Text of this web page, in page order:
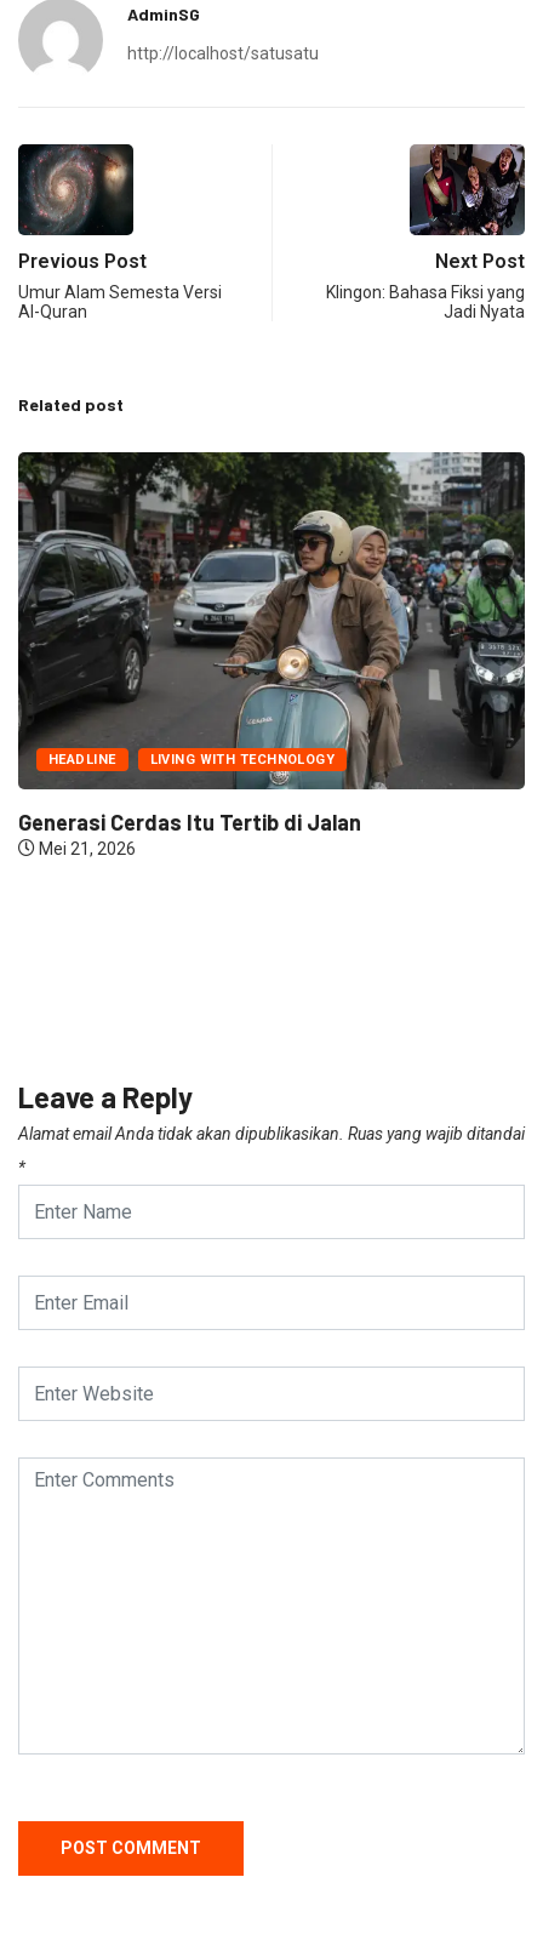
AdminSG
http://localhost/satusatu
Previous Post
Umur Alam Semesta Versi
Al-Quran
Next Post
Klingon: Bahasa Fiksi yang
Jadi Nyata
Related post
HEADLINE LIVING WITH TECHNOLOGY
Generasi Cerdas Itu Tertib di Jalan
Mei 21, 2026
Leave a Reply
Alamat email Anda tidak akan dipublikasikan. Ruas yang wajib ditandai
*